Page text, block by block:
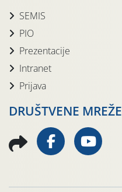
SEMIS
PIO
Prezentacije
Intranet
Prijava
DRUŠTVENE MREŽE